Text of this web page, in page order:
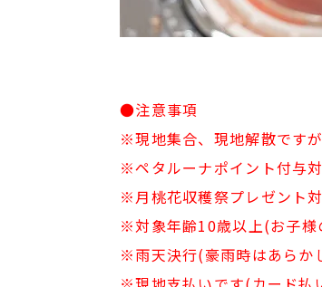
●注意事項
※現地集合、現地解散です
※ペタルーナポイント付与対
※月桃花収穫祭プレゼント対
※対象年齢10歳以上(お子様
※雨天決行(豪雨時はあらか